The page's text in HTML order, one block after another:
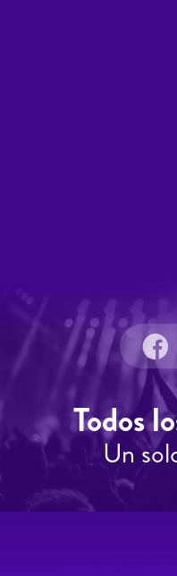
Todos
Un